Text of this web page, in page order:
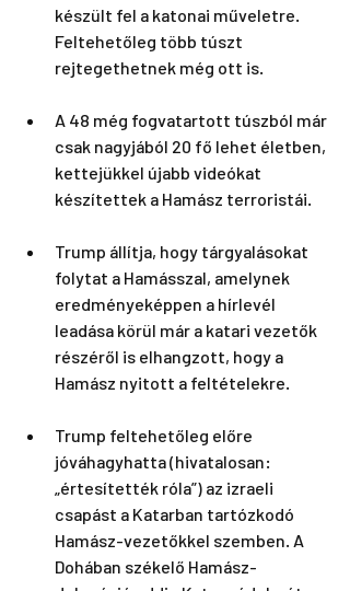
készült fel a katonai műveletre.
Feltehetőleg több túszt
rejtegethetnek még ott is.
A 48 még fogvatartott túszból már
csak nagyjából 20 fő lehet életben,
kettejükkel újabb videókat
készítettek a Hamász terroristái.
Trump állítja, hogy tárgyalásokat
folytat a Hamásszal, amelynek
eredményeképpen a hírlevél
leadása körül már a katari vezetők
részéről is elhangzott, hogy a
Hamász nyitott a feltételekre.
Trump feltehetőleg előre
jóváhagyhatta (hivatalosan:
„értesítették róla”) az izraeli
csapást a Katarban tartózkodó
Hamász-vezetőkkel szemben. A
Dohában székelő Hamász-